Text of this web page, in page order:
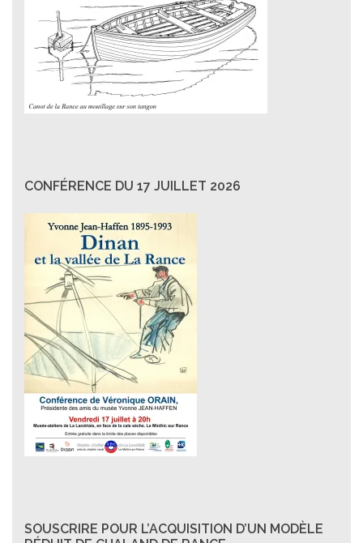
CONFÉRENCE DU 17 JUILLET 2026
SOUSCRIRE POUR L’ACQUISITION D’UN MODÈLE